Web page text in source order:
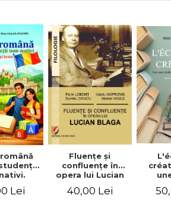
şi
A1-B2
Lei
Fluenţe şi
confluenţe în
opera lui Lucian
40,00 Lei